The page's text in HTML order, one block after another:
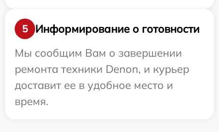
5
Информирование о готовности
Мы сообщим Вам о завершении
ремонта техники Denon, и курьер
доставит ее в удобное место и
время.